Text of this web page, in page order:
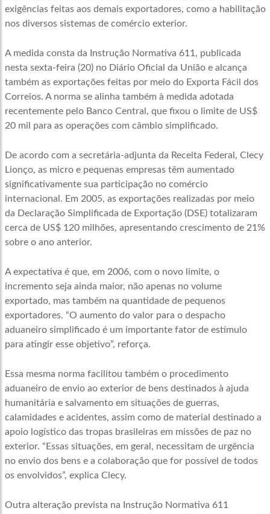
exigências feitas aos demais exportadores, como a habilitação
nos diversos sistemas de comércio exterior.
A medida consta da Instrução Normativa 611, publicada
nesta sexta-feira (20) no Diário Oficial da União e alcança
também as exportações feitas por meio do Exporta Fácil dos
Correios. A norma se alinha também à medida adotada
recentemente pelo Banco Central, que fixou o limite de US$
20 mil para as operações com câmbio simplificado.
De acordo com a secretária-adjunta da Receita Federal, Clecy
Lionço, as micro e pequenas empresas têm aumentado
significativamente sua participação no comércio
internacional. Em 2005, as exportações realizadas por meio
da Declaração Simplificada de Exportação (DSE) totalizaram
cerca de US$ 120 milhões, apresentando crescimento de 21%
sobre o ano anterior.
A expectativa é que, em 2006, com o novo limite, o
incremento seja ainda maior, não apenas no volume
exportado, mas também na quantidade de pequenos
exportadores. “O aumento do valor para o despacho
aduaneiro simplificado é um importante fator de estímulo
para atingir esse objetivo”, reforça.
Essa mesma norma facilitou também o procedimento
aduaneiro de envio ao exterior de bens destinados à ajuda
humanitária e salvamento em situações de guerras,
calamidades e acidentes, assim como de material destinado a
apoio logístico das tropas brasileiras em missões de paz no
exterior. “Essas situações, em geral, necessitam de urgência
no envio dos bens e a colaboração que for possível de todos
os envolvidos”, explica Clecy.
Outra alteração prevista na Instrução Normativa 611